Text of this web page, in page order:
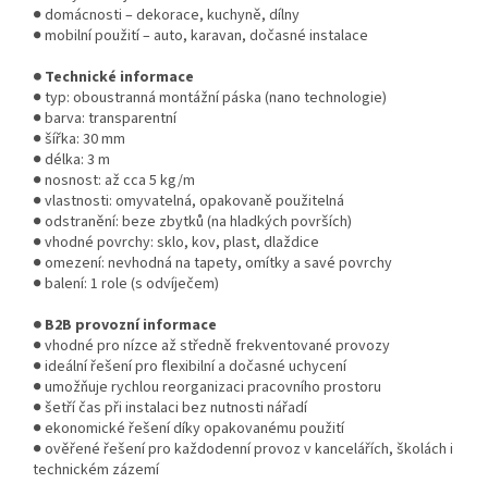
● domácnosti – dekorace, kuchyně, dílny
● mobilní použití – auto, karavan, dočasné instalace
● Technické informace
● typ: oboustranná montážní páska (nano technologie)
● barva: transparentní
● šířka: 30 mm
● délka: 3 m
● nosnost: až cca 5 kg/m
● vlastnosti: omyvatelná, opakovaně použitelná
● odstranění: beze zbytků (na hladkých površích)
● vhodné povrchy: sklo, kov, plast, dlaždice
● omezení: nevhodná na tapety, omítky a savé povrchy
● balení: 1 role (s odvíječem)
● B2B provozní informace
● vhodné pro nízce až středně frekventované provozy
● ideální řešení pro flexibilní a dočasné uchycení
● umožňuje rychlou reorganizaci pracovního prostoru
● šetří čas při instalaci bez nutnosti nářadí
● ekonomické řešení díky opakovanému použití
● ověřené řešení pro každodenní provoz v kancelářích, školách i
technickém zázemí